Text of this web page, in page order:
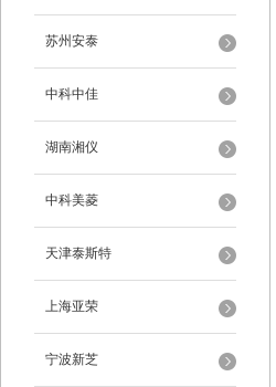
苏州安泰
中科中佳
湖南湘仪
中科美菱
天津泰斯特
上海亚荣
宁波新芝